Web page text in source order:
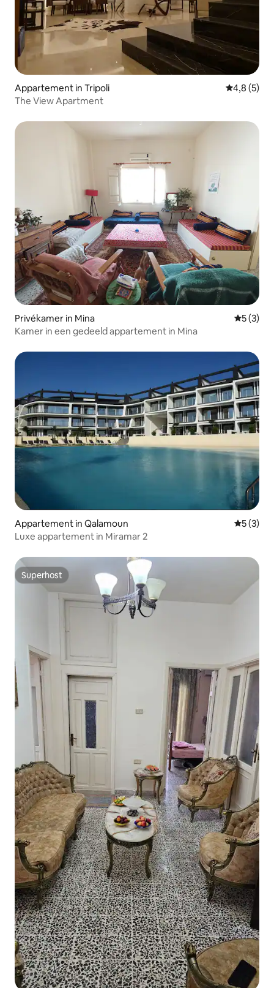
Appartement in Tripoli
4,8 (5)
The View Apartment
Privékamer in Mina
5 (3)
Kamer in een gedeeld appartement in Mina
Appartement in Qalamoun
5 (3)
Luxe appartement in Miramar 2
Superhost
Superhost